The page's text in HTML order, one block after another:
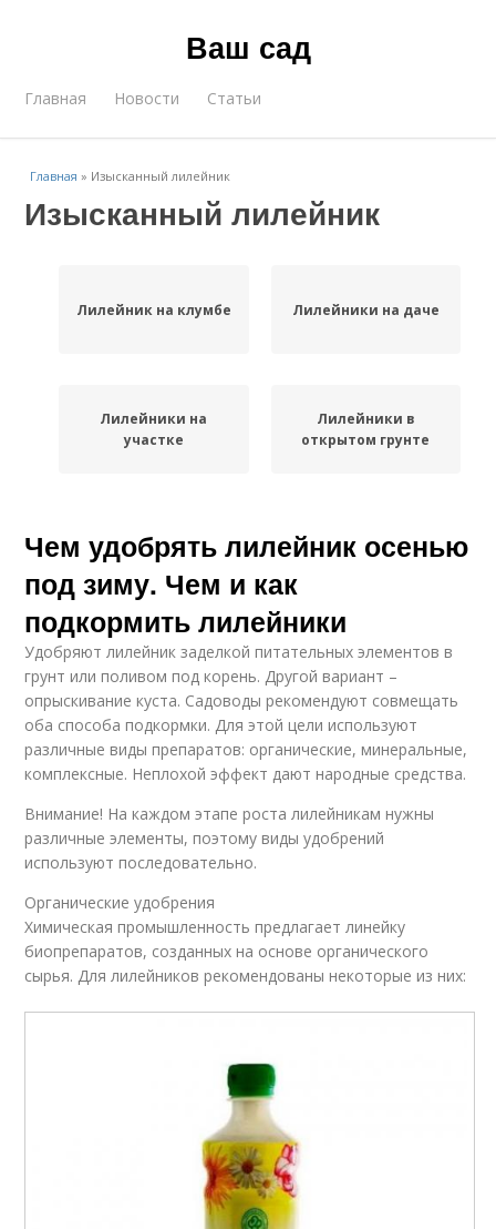
Ваш сад
Главная Новости Статьи
Главная » Изысканный лилейник
Изысканный лилейник
Лилейник на клумбе Лилейники на даче
Лилейники на
участке
Лилейники в
открытом грунте
Чем удобрять лилейник осенью
под зиму. Чем и как
подкормить лилейники
Удобряют лилейник заделкой питательных элементов в
грунт или поливом под корень. Другой вариант –
опрыскивание куста. Садоводы рекомендуют совмещать
оба способа подкормки. Для этой цели используют
различные виды препаратов: органические, минеральные,
комплексные. Неплохой эффект дают народные средства.
Внимание! На каждом этапе роста лилейникам нужны
различные элементы, поэтому виды удобрений
используют последовательно.
Органические удобрения
Химическая промышленность предлагает линейку
биопрепаратов, созданных на основе органического
сырья. Для лилейников рекомендованы некоторые из них: